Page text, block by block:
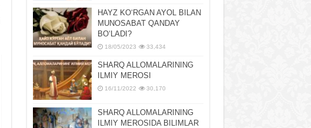
HAYZ KOʻRGAN AYOL BILAN
MUNOSABAT QANDAY
BOʻLADI?
18/05/2023 33,434
SHARQ ALLOMALARINING
ILMIY MEROSI
16/11/2022 30,170
SHARQ ALLOMALARINING
ILMIY MЕROSIDA BILIMLAR